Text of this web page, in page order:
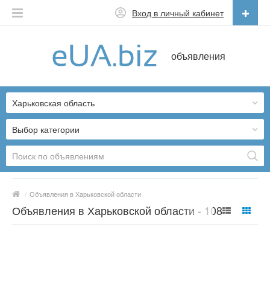
объявления
Вход в личный кабинет
Українська
Выбор категории
Харьковская область
/ Объявления в Харьковской области
Объявления в Харьковской области - 10819